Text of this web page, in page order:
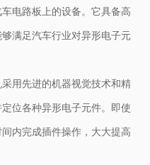
电路板上的设备。它具备高
满足汽车行业对异形电子元
用先进的机器视觉技术和精
位各种异形电子元件。即使
内完成插件操作，大大提高